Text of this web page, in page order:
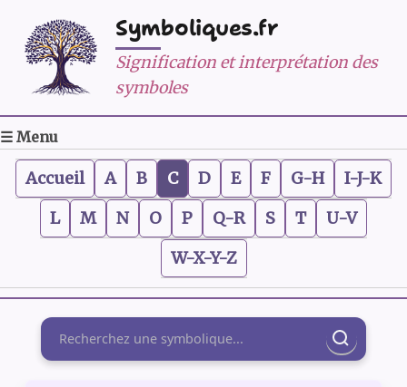
Symboliques.fr
Signification et interprétation des
symboles
☰ Menu
Accueil A B C D E F G-H
I-J-K
L
M N O P Q-R S T
U-V
W-X-Y-Z
Rechercher